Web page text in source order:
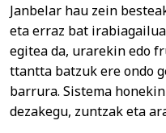
Janbelar hau zein
eta erraz bat
egitea da, urarekin edo
ttantta batzuk ere ondo
barrura. Sistema
dezakegu, zuntzak eta